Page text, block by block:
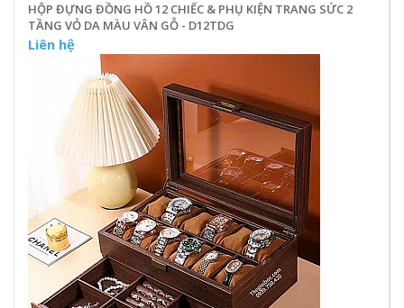
HỘP ĐỰNG ĐỒNG HỒ 12 CHIẾC & PHỤ KIỆN TRANG SỨC 2
TẦNG VỎ DA MÀU VÂN GỖ - D12TDG
Liên hệ